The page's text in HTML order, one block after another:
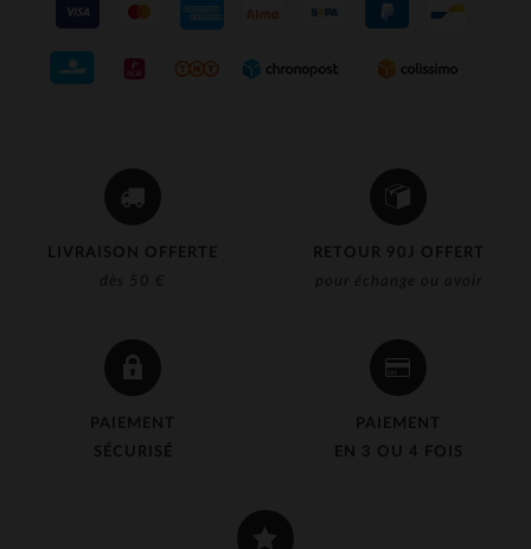
LIVRAISON OFFERTE
dès 50 €
RETOUR 90J OFFERT
pour échange ou avoir
PAIEMENT
SÉCURISÉ
PAIEMENT
EN 3 OU 4 FOIS